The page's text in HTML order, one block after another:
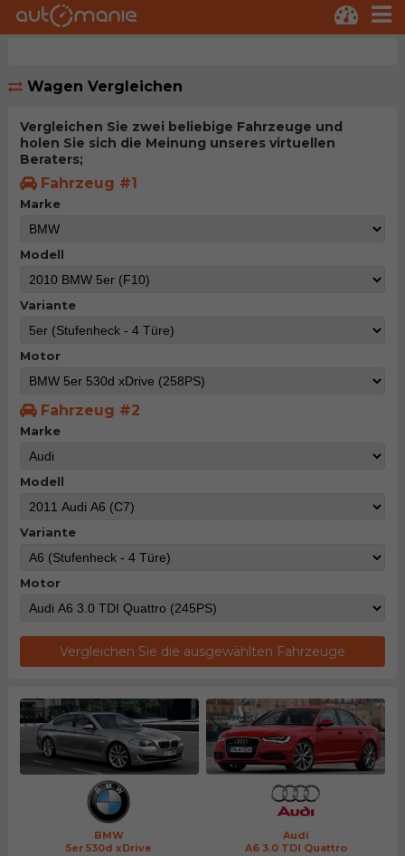
Wagen Vergleichen
Vergleichen Sie zwei beliebige Fahrzeuge und
holen Sie sich die Meinung unseres virtuellen
Beraters;
Fahrzeug #1
Marke
Modell
Variante
Motor
Fahrzeug #2
Marke
Modell
Variante
Motor
Vergleichen Sie die ausgewählten Fahrzeuge
BMW
5er 530d xDrive
Audi
A6 3.0 TDI Quattro